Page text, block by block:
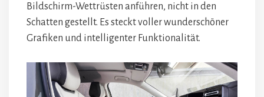
Bildschirm-Wettrüsten anführen, nicht in den
Schatten gestellt. Es steckt voller wunderschöner
Grafiken und intelligenter Funktionalität.